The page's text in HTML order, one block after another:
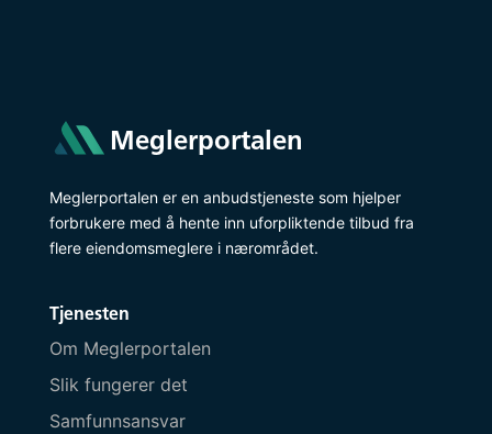
Meglerportalen
Meglerportalen er en anbudstjeneste som hjelper
forbrukere med å hente inn uforpliktende tilbud fra
flere eiendomsmeglere i nærområdet.
Tjenesten
Om Meglerportalen
Slik fungerer det
Samfunnsansvar